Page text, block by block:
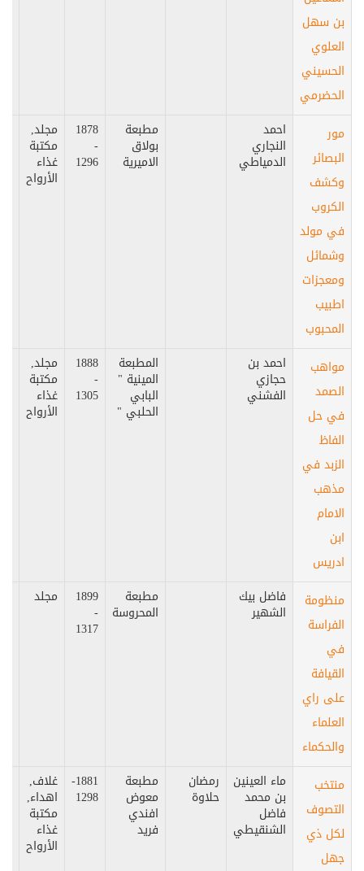
بن سهل
العلوي
الحسيني
الحضرمي
مور
البصائر
وكشف
الكروب
في مولد
وشمائل
ومعجزات
اطبيب
المحبوب
احمد
النجاري
الدمياطي
مطبعة
بولاق
الاميرية
1878
-
1296
مجلد,
مكتبة
غذاء
الأرواح
مواهب
الصمد
في حل
الفاظ
الزبد في
مذهب
الامام
ابن
ادريس
احمد بن
حجازي
الفشني
المطبعة
المينية "
البابي
الحلبي "
1888
-
1305
مجلد,
مكتبة
غذاء
الأرواح
منظومة
الفراسة
في
القيافة
على راي
العلماء
والحكماء
فاضل بيك
الشهير
مطبعة
المحروسة
1899
-
1317
مجلد
منتخب
التصوف
لكل ذي
جهل
ماء العينين
بن محمد
فاضل
الشنقيطي
رمضان
حلاوة
مطبعة
معوض
افندي
فريد
1881-
1298
غلاف,
اهداء,
مكتبة
غذاء
الأرواح